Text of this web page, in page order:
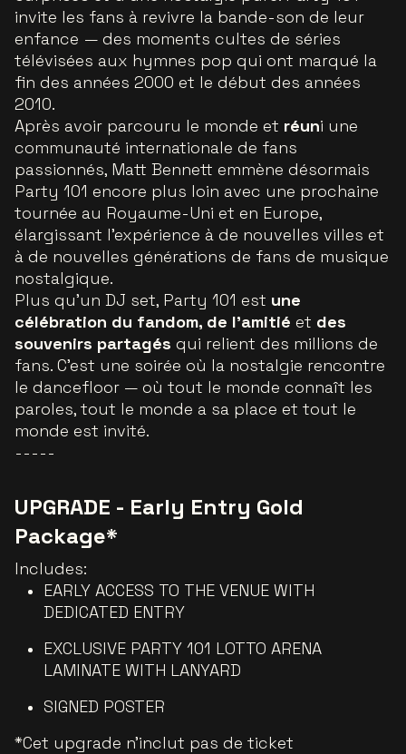
invite les fans à revivre la bande-son de leur
enfance — des moments cultes de séries
télévisées aux hymnes pop qui ont marqué la
fin des années 2000 et le début des années
2010.
Après avoir parcouru le monde et réuni une
communauté internationale de fans
passionnés, Matt Bennett emmène désormais
Party 101 encore plus loin avec une prochaine
tournée au Royaume-Uni et en Europe,
élargissant l’expérience à de nouvelles villes et
à de nouvelles générations de fans de musique
nostalgique.
Plus qu’un DJ set, Party 101 est une
célébration du fandom, de l’amitié et des
souvenirs partagés qui relient des millions de
fans. C’est une soirée où la nostalgie rencontre
le dancefloor — où tout le monde connaît les
paroles, tout le monde a sa place et tout le
monde est invité.
-----
UPGRADE - Early Entry Gold
Package*
Includes:
EARLY ACCESS TO THE VENUE WITH
DEDICATED ENTRY
EXCLUSIVE PARTY 101 LOTTO ARENA
LAMINATE WITH LANYARD
SIGNED POSTER
*Cet upgrade n'inclut pas de ticket